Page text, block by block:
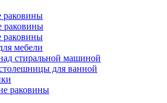
раковины
раковины
раковины
мебели
стиральной машиной
для ванной
раковины